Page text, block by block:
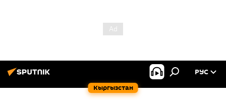
Кыргызстан
РУС